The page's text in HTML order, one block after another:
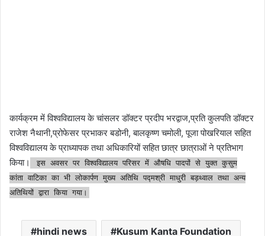
कार्यक्रम में विश्वविद्यालय के चांसलर डॉक्टर प्रदीप भरद्वाज,प्रति कुलपति डॉक्टर
राजेश नैथानी,प्रोफेसर प्रभाकर बडोनी, बालकृष्ण चमोली, पूजा पोखरियाल सहित
विश्वविद्यालय के प्राध्यापक तथा अधिकारियों सहित छात्र छात्राओं ने प्रतिभाग
किया।
इस अवसर पर विश्वविद्यालय परिसर में औषधि पादपों से युक्त कुसुम
कांता वाटिका का भी लोकार्पण मुख्य अतिथि पद्मश्री माधुरी बड़थ्वाल तथा अन्य
अतिथियों द्वारा किया गया।
hindi news Kusum Kanta Foundation